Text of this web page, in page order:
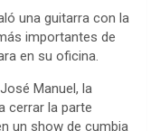
una guitarra con la
importantes de
en su oficina.
Manuel, la
cerrar la parte
un show de cumbia